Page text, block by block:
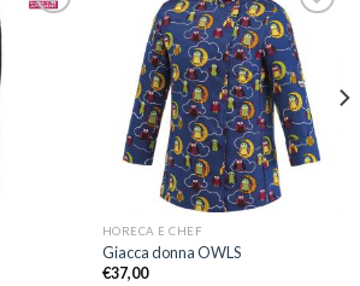
Aggiungi
alla lista
dei
desideri
HORECA E CHEF
Giacca donna OWLS
€37,00